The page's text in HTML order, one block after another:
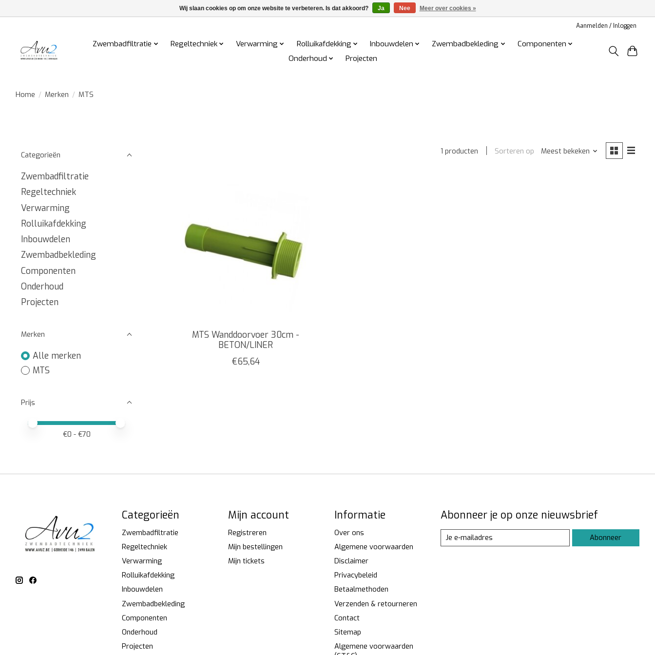
Aanmelden / Inloggen
Zwembadfiltratie Regeltechniek Verwarming Rolluikafdekking Inbouwdelen Zwembadbekleding
Componenten
Onderhoud
Projecten
Home / Merken / MTS
Categorieën
Zwembadfiltratie
Regeltechniek
Verwarming
Rolluikafdekking
Inbouwdelen
Zwembadbekleding
Componenten
Onderhoud
Projecten
Merken
Alle merken
MTS
Prijs
Minimale prijswaarde
Price maximum value
€0 - €70
1 producten Sorteren op Meest bekeken
MTS Wanddoorvoer 30cm -
BETON/LINER
€65,64
Categorieën
Zwembadfiltratie
Regeltechniek
Verwarming
Rolluikafdekking
Inbouwdelen
Zwembadbekleding
Componenten
Onderhoud
Projecten
Mijn account
Registreren
Mijn bestellingen
Mijn tickets
Informatie
Over ons
Algemene voorwaarden
Disclaimer
Privacybeleid
Betaalmethoden
Verzenden & retourneren
Contact
Sitemap
Algemene voorwaarden
Abonneer je op onze nieuwsbrief
Abonneer
Wij slaan cookies op om onze website te verbeteren. Is dat akkoord? Ja Nee Meer over cookies »